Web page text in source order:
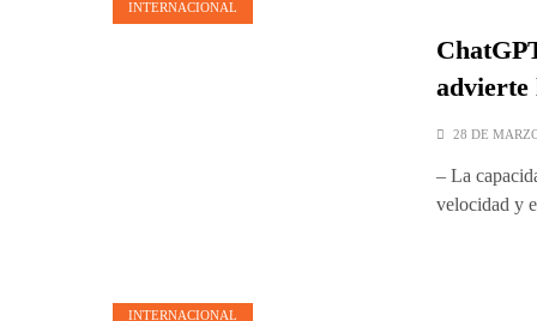
INTERNACIONAL
advierte
28 DE
– La
velocidad y
INTERNACIONAL